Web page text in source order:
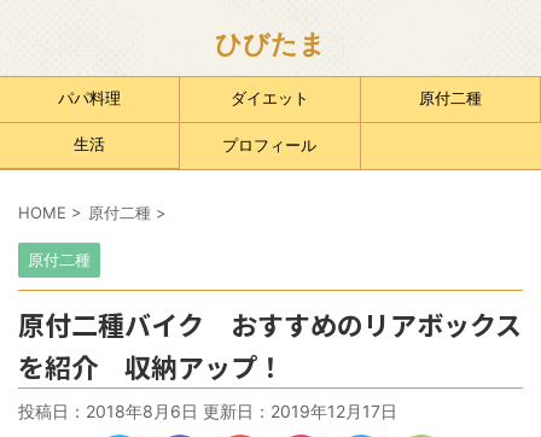
ひびたま
パパ料理 ダイエット 原付二種
生活 プロフィール
HOME > 原付二種 >
原付二種
原付二種バイク おすすめのリアボックス
を紹介 収納アップ！
投稿日：2018年8月6日 更新日： 2019年12月17日